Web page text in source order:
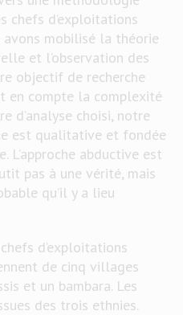
chefs d’exploitations
mobilisé la théorie
et l’observation des
objectif de recherche
en compte la complexité
d’analyse choisi, notre
est qualitative et fondée
L’approche abductive est
pas à une vérité, mais
qu’il y a lieu
d’exploitations
de cinq villages
et un bambara. Les
des trois ethnies.